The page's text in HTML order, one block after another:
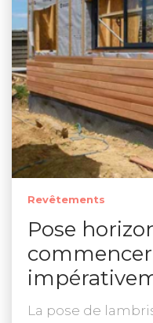
Revêtements
Pose
La pose de